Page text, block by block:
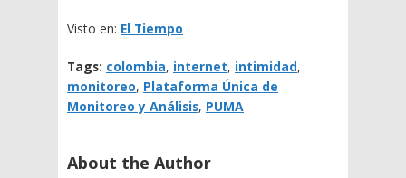
Visto en: El Tiempo
Tags: colombia, internet, intimidad,
monitoreo, Plataforma Única de
Monitoreo y Análisis, PUMA
About the Author